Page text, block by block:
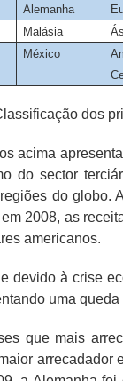
Alemanha
Malásia
México
dos
acima
do sector
do globo.
em 2008, as
americanos.
devido à crise
uma queda
que mais
arrecadador